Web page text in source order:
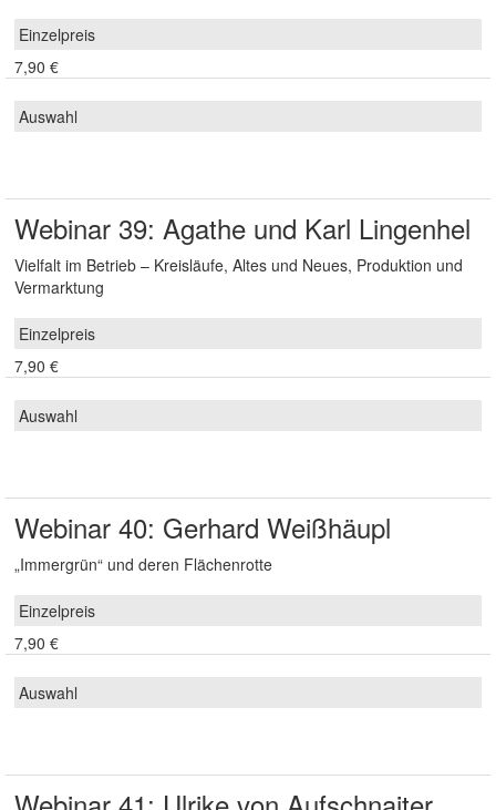
7,90 €
Webinar 39: Agathe und Karl Lingenhel
Vielfalt im Betrieb – Kreisläufe, Altes und Neues, Produktion und
Vermarktung
7,90 €
Webinar 40: Gerhard Weißhäupl
„Immergrün“ und deren Flächenrotte
7,90 €